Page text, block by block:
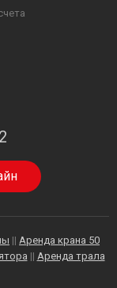
|| Аренда крана 50
|| Аренда трала